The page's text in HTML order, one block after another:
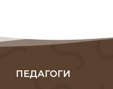
ПЕДАГОГИ